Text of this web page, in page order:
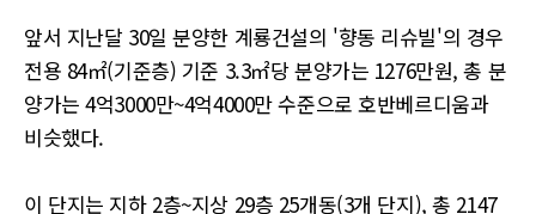
앞서 지난달 30일 분양한 계룡건설의 '향동 리슈빌'의 경우
전용 84㎡(기준층) 기준 3.3㎡당 분양가는 1276만원, 총 분
양가는 4억3000만~4억4000만 수준으로 호반베르디움과
비슷했다.
이 단지는 지하 2층~지상 29층 25개동(3개 단지), 총 2147